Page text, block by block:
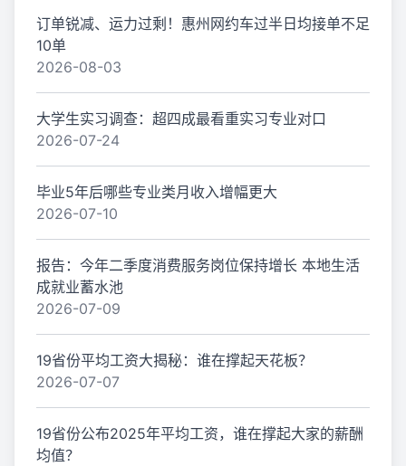
订单锐减、运力过剩！惠州网约车过半日均接单不足
10单
2026-08-03
大学生实习调查：超四成最看重实习专业对口
2026-07-24
毕业5年后哪些专业类月收入增幅更大
2026-07-10
报告：今年二季度消费服务岗位保持增长 本地生活
成就业蓄水池
2026-07-09
19省份平均工资大揭秘：谁在撑起天花板？
2026-07-07
19省份公布2025年平均工资，谁在撑起大家的薪酬
均值？